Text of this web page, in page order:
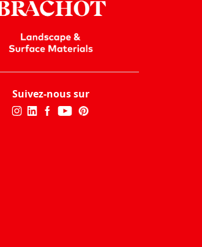
Suivez-nous sur